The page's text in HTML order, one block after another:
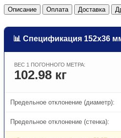
Описание Оплата Доставка
📊 Спецификация 152х36
ВЕС 1 ПОГОННОГО МЕТРА:
102.98 кг
Предельное отклонение (диаметр):
Предельное отклонение (стенка):